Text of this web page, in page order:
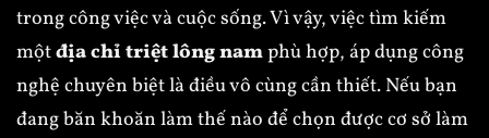
trong công việc và cuộc sống. Vì vậy, việc tìm kiếm
mộtđịa chỉ triệt lông namphù hợp, áp dụng công
nghệ chuyên biệt là điều vô cùng cần thiết. Nếu bạn
đang băn khoăn làm thế nào để chọn được cơ sở làm